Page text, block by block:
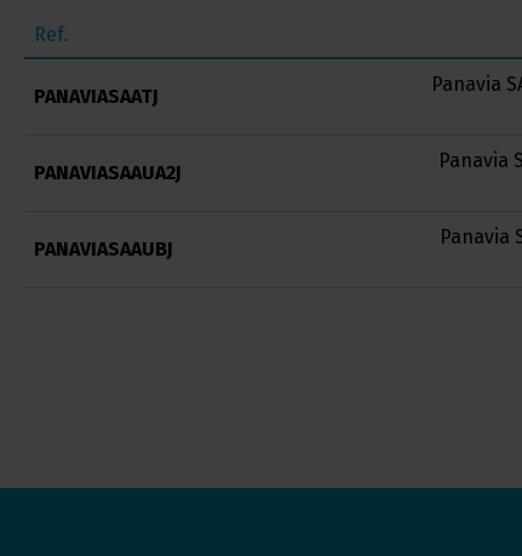
Ref.
PANAVIASAATJ
Panavia
PANAVIASAAUA2J
Panavia
PANAVIASAAUBJ
Panavia